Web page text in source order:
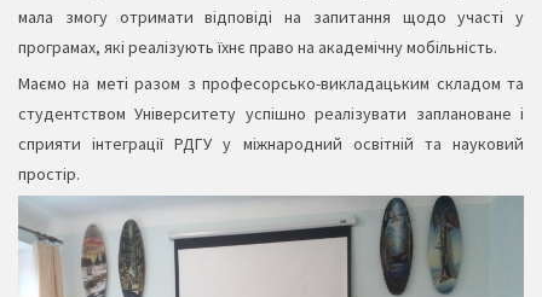
мала змогу отримати відповіді на запитання щодо участі у
програмах, які реалізують їхнє право на академічну мобільність.
Маємо на меті разом з професорсько-викладацьким складом та
студентством Університету успішно реалізувати заплановане і
сприяти інтеграції РДГУ у міжнародний освітній та науковий
простір.